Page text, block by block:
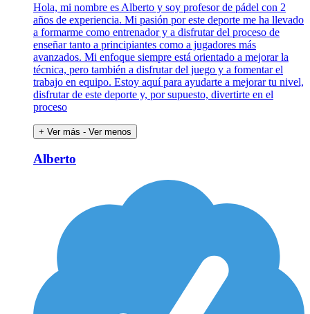
Hola, mi nombre es Alberto y soy profesor de pádel con 2
años de experiencia. Mi pasión por este deporte me ha llevado
a formarme como entrenador y a disfrutar del proceso de
enseñar tanto a principiantes como a jugadores más
avanzados. Mi enfoque siempre está orientado a mejorar la
técnica, pero también a disfrutar del juego y a fomentar el
trabajo en equipo. Estoy aquí para ayudarte a mejorar tu nivel,
disfrutar de este deporte y, por supuesto, divertirte en el
proceso
+ Ver más - Ver menos
Alberto